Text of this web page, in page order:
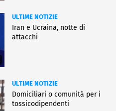
ULTIME NOTIZIE
Iran e Ucraina, notte di
attacchi
ULTIME NOTIZIE
Domiciliari o comunità per i
tossicodipendenti